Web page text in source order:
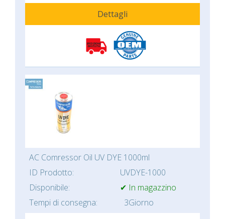
Dettagli
AC Comressor Oil UV DYE 1000ml
ID Prodotto:
UVDYE-1000
Disponibile:
✔ In magazzino
Tempi di consegna:
3Giorno